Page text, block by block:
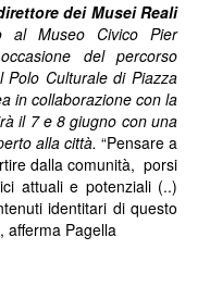
dei Musei Reali
Museo Civico Pier
del percorso
Culturale di Piazza
in collaborazione con la
il 7 e 8 giugno con una
alla città. “Pensare a
dalla comunità, porsi
attuali e potenziali (..)
identitari di questo
afferma Pagella